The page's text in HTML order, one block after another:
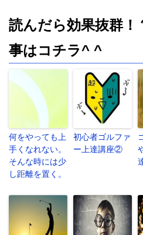
読んだら効果抜群
事はコチラ^ ^
何をやっても上
手くなれない。
そんな時には少
し距離を置く。
初心者ゴルファ
ー上達講座②